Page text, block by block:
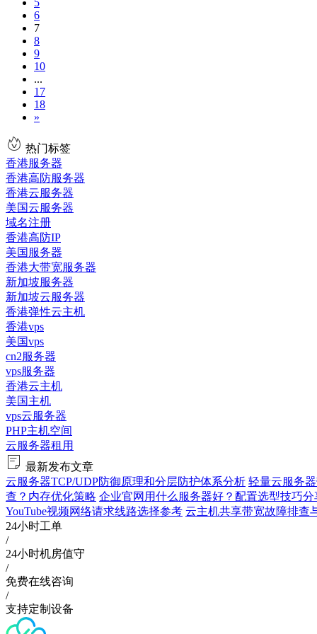
5
6
7
8
9
10
...
17
18
»
热门标签
香港服务器
香港高防服务器
香港云服务器
美国云服务器
域名注册
香港高防IP
美国服务器
香港大带宽服务器
新加坡服务器
新加坡云服务器
香港弹性云主机
香港vps
美国vps
cn2服务器
vps服务器
香港云主机
美国主机
vps云服务器
PHP主机空间
云服务器租用
最新发布文章
云服务器TCP/UDP防御原理和分层防护体系分析 轻量云服务
查？内存优化策略 企业官网用什么服务器好？配置选型技巧分
YouTube视频网络请求线路选择参考 云主机共享带宽故障排查
24小时工单
/
24小时机房值守
/
免费在线咨询
/
支持定制设备